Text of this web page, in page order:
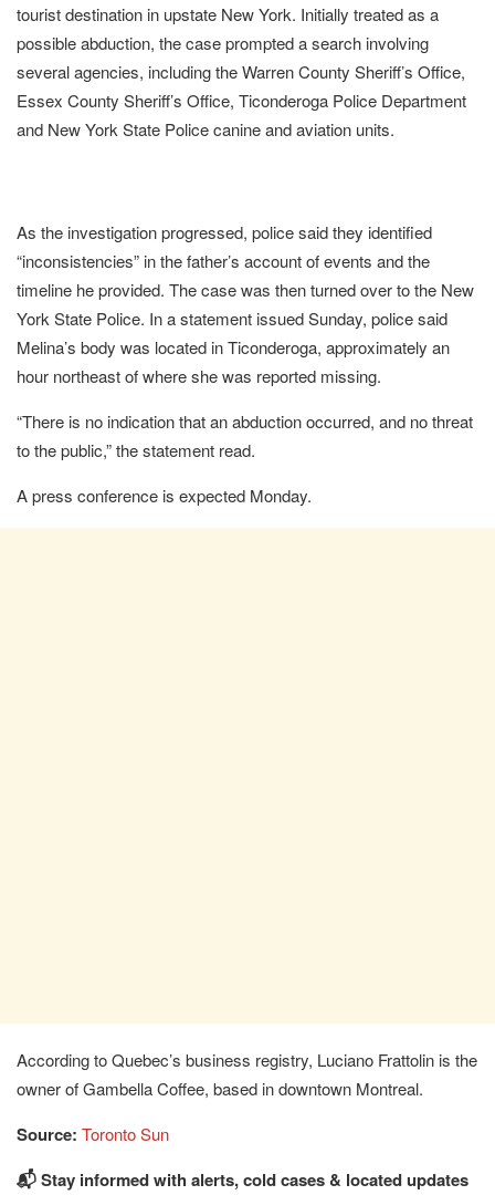
tourist destination in upstate New York. Initially treated as a
possible abduction, the case prompted a search involving
several agencies, including the Warren County Sheriff’s Office,
Essex County Sheriff’s Office, Ticonderoga Police Department
and New York State Police canine and aviation units.
As the investigation progressed, police said they identified
“inconsistencies” in the father’s account of events and the
timeline he provided. The case was then turned over to the New
York State Police. In a statement issued Sunday, police said
Melina’s body was located in Ticonderoga, approximately an
hour northeast of where she was reported missing.
“There is no indication that an abduction occurred, and no threat
to the public,” the statement read.
A press conference is expected Monday.
According to Quebec’s business registry, Luciano Frattolin is the
owner of Gambella Coffee, based in downtown Montreal.
Source: Toronto Sun
📬 Stay informed with alerts, cold cases & located updates